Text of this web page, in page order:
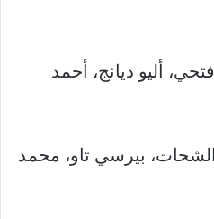
أليو ديانج، أحمد
بيرسي تاو، محمد